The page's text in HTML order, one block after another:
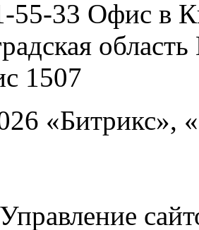
55-33 Офис в
область
1507
«Битрикс»,
Управление